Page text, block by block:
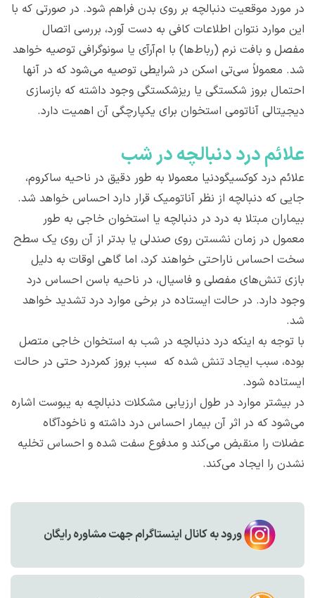
در مورد موقعیت دنبالچه بر روی بدن فراهم شود. در صورتی که با
این موارد نتوان اطلاعات کافی به دست آورد، بررسی اتصال
مفصل و بافت نرم (رباط‌‌ها) با ام‌آرآی یا سونوگرافی توصیه خواهد
شد. معمولاً سی‌‌تی‌ اسکن در شرایطی توصیه می‌شود که در آنها
احتمال بروز شکستگی یا ریزشکستگی وجود داشته که بازسازی
دیجیتالی آناتومی استخوان برای یکپارچگی آن اهمیت دارد.
علائم درد دنبالچه در شب
علائم درد کوکسیگودنیا‌ معمولا به طور دقیق در ناحیه ساکروم،
جایی که دنبالچه از نظر آناتومیک قرار دارد احساس خواهد شد.
بیماران مبتلا به درد در دنبالچه یا استخوان خاجی به طور
معمول در زمان نشستن روی صندلی یا بدتر از آن روی یک سطح
سخت احساس ناراحتی خواهند کرد، اما گاهی اوقات به دلیل
بازی تنش‌های مفصلی و فاسیال، در ناحیه باسن احساس درد‌
وجود دارد. در حالت ایستاده در برخی موارد درد تشدید خواهد
شد.
با توجه به اینکه درد دنبالچه در شب به استخوان خاجی متصل
بوده، سبب ایجاد تنش شده که سبب بروز کمردرد حتی در حالت
ایستاده شود.
در بیشتر موارد در طول ارزیابی مشکلات دنبالچه به یبوست اشاره
می‌شود که در اثر آن بیمار احساس درد داشته و ناخودآگاه
عضلات را منقبض می‌کند و مدفوع سفت شده و احساس تخلیه
نشدن را ایجاد می‌کند.
ورود به کانال اینستاگرام جهت مشاوره رایگان